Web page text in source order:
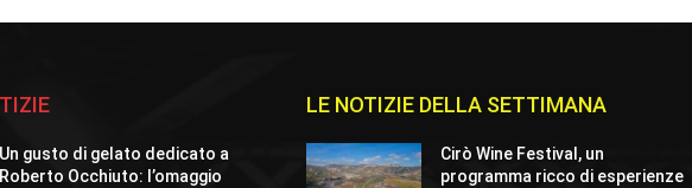
Un gusto di gelato dedicato a
Roberto Occhiuto: l’omaggio
LE NOTIZIE DELLA SETTIMANA
Cirò Wine Festival, un
programma ricco di esperienze